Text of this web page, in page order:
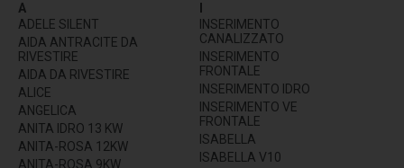
A
ADELE SILENT
AIDA ANTRACITE DA
RIVESTIRE
AIDA DA RIVESTIRE
ALICE
ANGELICA
ANITA IDRO 13 KW
ANITA-ROSA 12KW
ANITA-ROSA 9KW
INSERIMENTO
CANALIZZATO
INSERIMENTO
FRONTALE
INSERIMENTO IDRO
INSERIMENTO VE
FRONTALE
ISABELLA
ISABELLA V10